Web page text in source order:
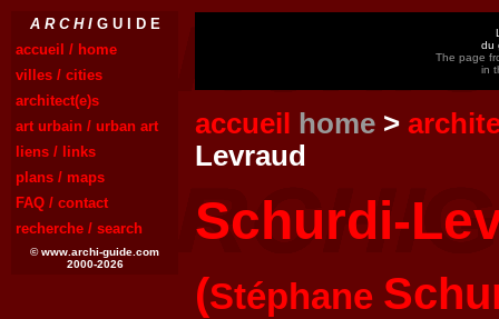
A R C H IG U I D E
accueil / home
villes / cities
architect(e)s
art urbain / urban art
liens / links
plans / maps
FAQ / contact
recherche / search
© www.archi-guide.com
2000-2026
du
The page
in
accueil home >
Levraud
Schurdi-
(Stéphane